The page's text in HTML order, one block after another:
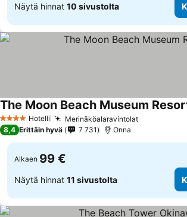
Näytä hinnat 10 sivustolta
4 Tähtiluokitus
Hotelli MerinäköalaravintolatKatso hinnat
The Moon Beach Museum
8,4 Erittäin hyvä 7 731 Onna
Alkaen 99 €
Näytä hinnat 11 sivustolta